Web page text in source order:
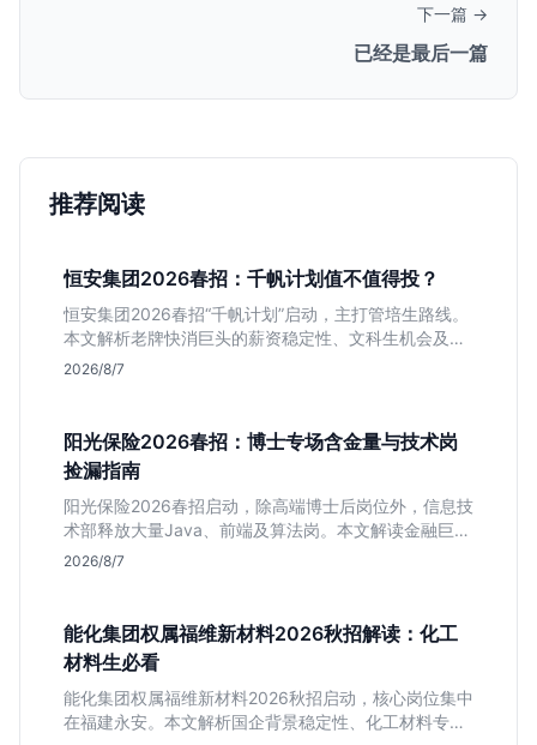
下一篇 →
已经是最后一篇
推荐阅读
恒安集团2026春招：千帆计划值不值得投？
恒安集团2026春招“千帆计划”启动，主打管培生路线。
本文解析老牌快消巨头的薪资稳定性、文科生机会及决
策链条长的局限，帮你判断是否值得投递。
2026/8/7
阳光保险2026春招：博士专场含金量与技术岗
捡漏指南
阳光保险2026春招启动，除高端博士后岗位外，信息技
术部释放大量Java、前端及算法岗。本文解读金融巨头
校招门槛，分析技术岗需求与投递价值，助你快速判断
2026/8/7
能化集团权属福维新材料2026秋招解读：化工
材料生必看
能化集团权属福维新材料2026秋招启动，核心岗位集中
在福建永安。本文解析国企背景稳定性、化工材料专业